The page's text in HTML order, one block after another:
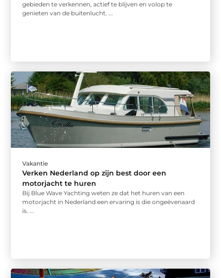
gebieden te verkennen, actief te blijven en volop te
genieten van de buitenlucht. ...
Vakantie
Verken Nederland op zijn best door een
motorjacht te huren
Bij Blue Wave Yachting weten ze dat het huren van een
motorjacht in Nederland een ervaring is die ongeëvenaard
is. ...